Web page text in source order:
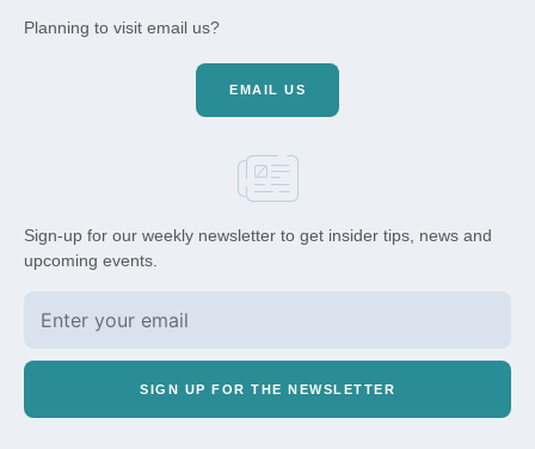
Planning to visit email us?
EMAIL US
Sign-up for our weekly newsletter to get insider tips, news and
upcoming events.
SIGN UP FOR THE NEWSLETTER